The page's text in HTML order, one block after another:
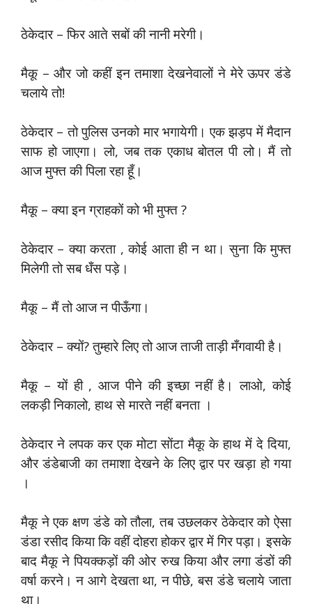
ठेकेदार – फिर आते सबों की नानी मरेगी।
मैकू – और जो कहीं इन तमाशा देखनेवालों ने मेरे ऊपर डंडे
चलाये तो!
ठेकेदार – तो पुलिस उनको मार भगायेगी। एक झड़प में मैदान
साफ हो जाएगा। लो, जब तक एकाध बोतल पी लो। मैं तो
आज मुफ्त की पिला रहा हूँ।
मैकू – क्या इन ग्राहकों को भी मुफ्त ?
ठेकेदार – क्या करता , कोई आता ही न था। सुना कि मुफ्त
मिलेगी तो सब धँस पड़े।
मैकू – मैं तो आज न पीऊँगा।
ठेकेदार – क्यों? तुम्हारे लिए तो आज ताजी ताड़ी मँगवायी है।
मैकू – यों ही , आज पीने की इच्छा नहीं है। लाओ, कोई
लकड़ी निकालो, हाथ से मारते नहीं बनता ।
ठेकेदार ने लपक कर एक मोटा सोंटा मैकू के हाथ में दे दिया,
और डंडेबाजी का तमाशा देखने के लिए द्वार पर खड़ा हो गया
।
मैकू ने एक क्षण डंडे को तौला, तब उछलकर ठेकेदार को ऐसा
डंडा रसीद किया कि वहीं दोहरा होकर द्वार में गिर पड़ा। इसके
बाद मैकू ने पियक्कड़ों की ओर रुख किया और लगा डंडों की
वर्षा करने। न आगे देखता था, न पीछे, बस डंडे चलाये जाता
था।